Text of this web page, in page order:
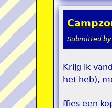
Submitted by
Krijg ik
het heb),
ffies een